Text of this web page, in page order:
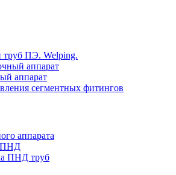
труб ПЭ. Welping.
аппарат
аппарат
сегментных фитингов
аппарата
ПНД
ПНД труб